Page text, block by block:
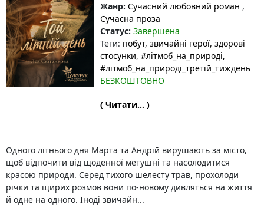
Жанр: Сучасний любовний роман ,
Сучасна проза
Статус: Завершена
Теги: побут, звичайні герої, здорові
стосунки, #літмоб_на_природі,
#літмоб_на_природі_третій_тиждень
БЕЗКОШТОВНО
( Читати... )
Одного літнього дня Марта та Андрій вирушають за місто,
щоб відпочити від щоденної метушні та насолодитися
красою природи. Серед тихого шелесту трав, прохолоди
річки та щирих розмов вони по-новому дивляться на життя
й одне на одного. Іноді звичайн...